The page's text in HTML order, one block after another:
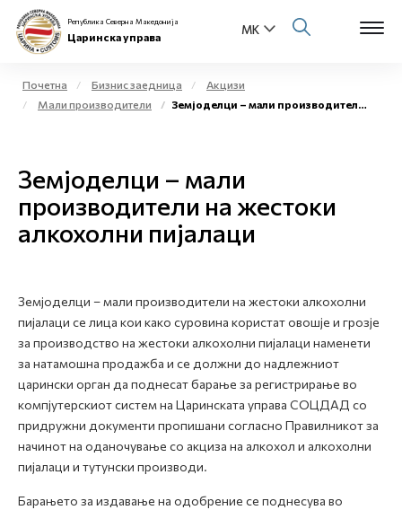
Физички лица
Бизнис заедница
Open
Медиа центар
Контакт
Е-Весник
Република Северна Македонија
Царинска управа
Почетна Бизнис заедница
Акцизи
Мали производители
Земјоделци – мали производители на жестоки алкохолни пијалаци
Земјоделци – мали
производители на жестоки
алкохолни пијалаци
Земјоделци – мали производители на жестоки алкохолни
пијалаци се лица кои како суровина користат овошје и грозје
за производство на жестоки алкохолни пијалаци наменети
за натамошна продажба и се должни до надлежниот
царински орган да поднесат барање за регистрирање во
компјутерскиот систем на Царинската управа СОЦДАД со
придружни документи пропишани согласно Правилникот за
начинот на оданочување со акциза на алкохол и алкохолни
пијалаци и тутунски производи.
Барањето за издавање на одобрение се поднесува во